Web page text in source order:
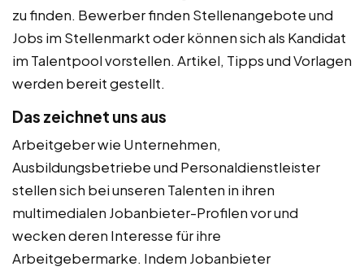
zu finden. Bewerber finden Stellenangebote und
Jobs im Stellenmarkt oder können sich als Kandidat
im Talentpool vorstellen. Artikel, Tipps und Vorlagen
werden bereit gestellt.
Das zeichnet uns aus
Arbeitgeber wie Unternehmen,
Ausbildungsbetriebe und Personaldienstleister
stellen sich bei unseren Talenten in ihren
multimedialen Jobanbieter-Profilen vor und
wecken deren Interesse für ihre
Arbeitgebermarke. Indem Jobanbieter